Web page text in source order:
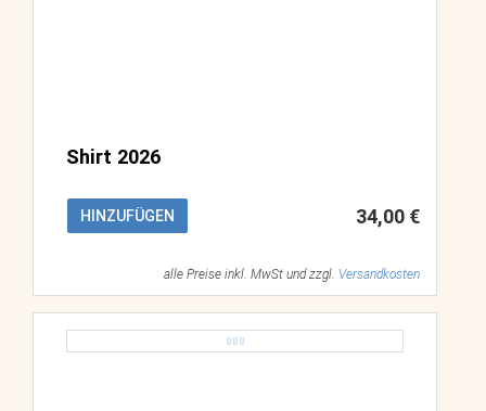
Shirt 2026
HINZUFÜGEN 34,00 €
alle Preise inkl. MwSt und zzgl. Versandkosten